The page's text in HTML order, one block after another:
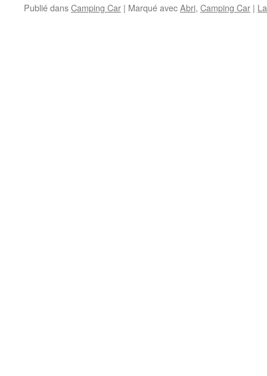
Publié dansCamping Car | Marqué avecAbri, Camping Car |